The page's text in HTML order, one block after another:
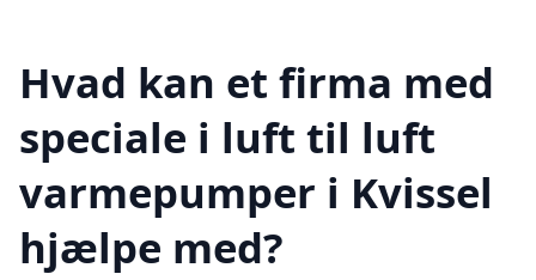
Hvad kan et firma med
speciale i luft til luft
varmepumper i Kvissel
hjælpe med?